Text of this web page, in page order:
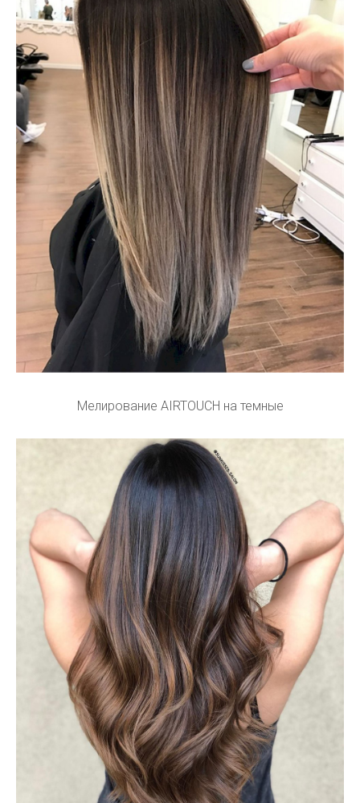
Мелирование AIRTOUCH на темные